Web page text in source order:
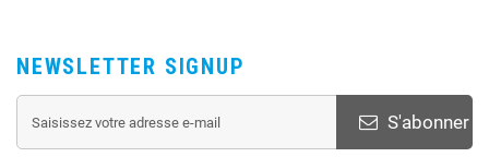
NEWSLETTER SIGNUP
S'abonner